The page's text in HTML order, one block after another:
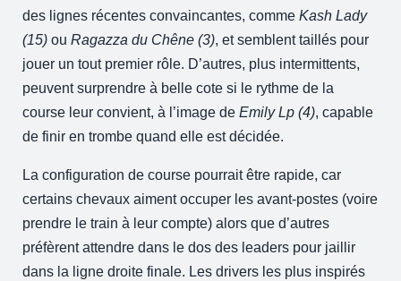
des lignes récentes convaincantes, commeKash Lady
(15) ouRagazza du Chêne (3), et semblent taillés pour
jouer un tout premier rôle. D’autres, plus intermittents,
peuvent surprendre à belle cote si le rythme de la
course leur convient, à l’image deEmily Lp (4), capable
de finir en trombe quand elle est décidée.
La configuration de course pourrait être rapide, car
certains chevaux aiment occuper les avant-postes (voire
prendre le train à leur compte) alors que d’autres
préfèrent attendre dans le dos des leaders pour jaillir
dans la ligne droite finale. Les drivers les plus inspirés